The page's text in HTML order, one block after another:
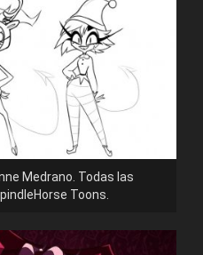
Medrano. Todas las
Toons.